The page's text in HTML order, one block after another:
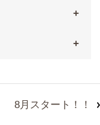
8月スタート！！